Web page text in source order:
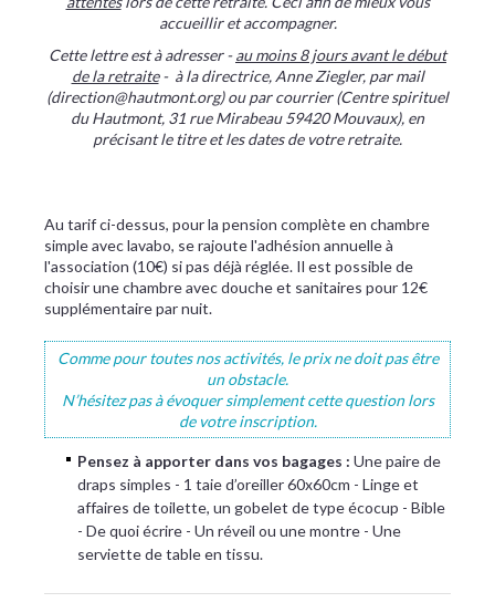
accueillir et accompagner.
Cette lettre est à adresser -au moins 8 jours avant le début
de la retraite- à la directrice, Anne Ziegler, par mail
(direction@hautmont.org) ou par courrier (Centre spirituel
du Hautmont, 31 rue Mirabeau 59420 Mouvaux), en
précisant le titre et les dates de votre retraite.
Au tarif ci-dessus, pour la pension complète en chambre
simple avec lavabo, se rajoute l'adhésion annuelle à
l'association (10€) si pas déjà réglée. Il est possible de
choisir une chambre avec douche et sanitaires pour 12€
supplémentaire par nuit.
Comme pour toutes nos activités, le prix ne doit pas être
un obstacle.
N’hésitez pas à évoquer simplement cette question lors
de votre inscription.
​Pensez à apporter dans vos bagages : Une paire de
draps simples - 1 taie d’oreiller 60x60cm - Linge et
affaires de toilette, un gobelet de type écocup - Bible
- De quoi écrire - Un réveil ou une montre - Une
serviette de table en tissu.